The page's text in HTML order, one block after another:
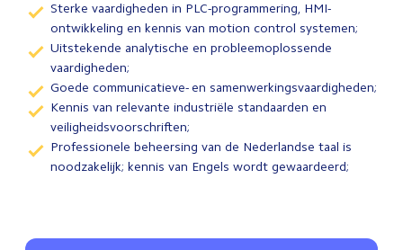
Sterke vaardigheden in PLC-programmering, HMI-
ontwikkeling en kennis van motion control systemen;
Uitstekende analytische en probleemoplossende
vaardigheden;
Goede communicatieve- en samenwerkingsvaardigheden;
Kennis van relevante industriële standaarden en
veiligheidsvoorschriften;
Professionele beheersing van de Nederlandse taal is
noodzakelijk; kennis van Engels wordt gewaardeerd;